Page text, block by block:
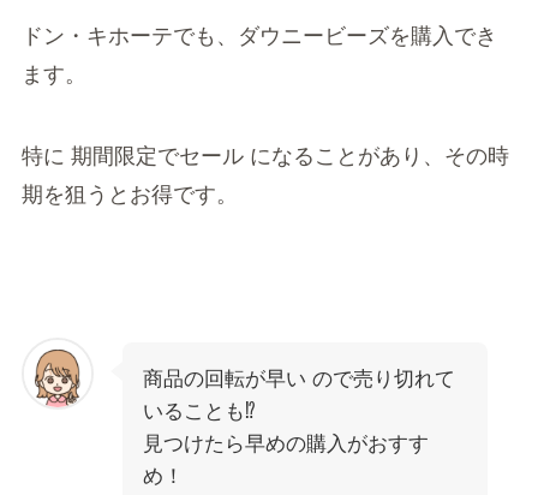
ドン・キホーテでも、ダウニービーズを購入でき
ます。
特に 期間限定でセール になることがあり、その時
期を狙うとお得です。
商品の回転が早い ので売り切れて
いることも⁉
見つけたら早めの購入がおすす
め！